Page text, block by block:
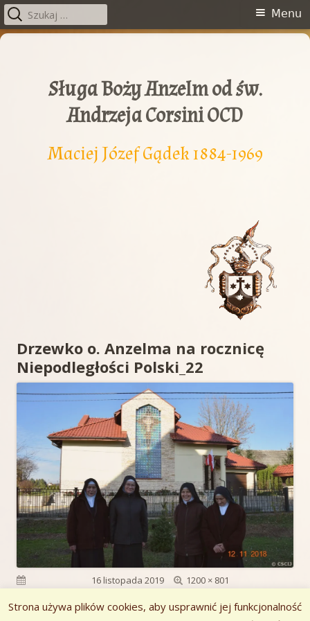
Przeskocz
Sługa Boży Anzelm od św.
Andrzeja Corsini OCD
Maciej Józef Gądek 1884-1969
Menu
główne
Menu
Szukaj:
Drzewko o. Anzelma na rocznicę
Niepodległości Polski_22
16 listopada 2019
Pełny
rozmiar
1200 × 801
Strona używa plików cookies, aby usprawnić jej funkcjonalność